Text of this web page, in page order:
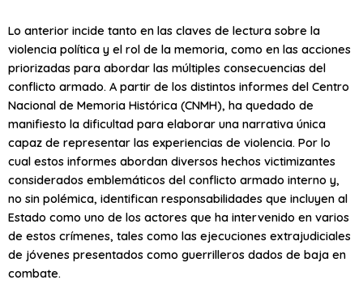
Lo anterior incide tanto en las claves de lectura sobre la
violencia política y el rol de la memoria, como en las acciones
priorizadas para abordar las múltiples consecuencias del
conflicto armado. A partir de los distintos informes del Centro
Nacional de Memoria Histórica (CNMH), ha quedado de
manifiesto la dificultad para elaborar una narrativa única
capaz de representar las experiencias de violencia. Por lo
cual estos informes abordan diversos hechos victimizantes
considerados emblemáticos del conflicto armado interno y,
no sin polémica, identifican responsabilidades que incluyen al
Estado como uno de los actores que ha intervenido en varios
de estos crímenes, tales como las ejecuciones extrajudiciales
de jóvenes presentados como guerrilleros dados de baja en
combate.